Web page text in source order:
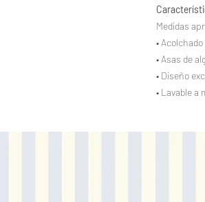
Medidas
•
• Asas de
• Diseño
• Lavable a